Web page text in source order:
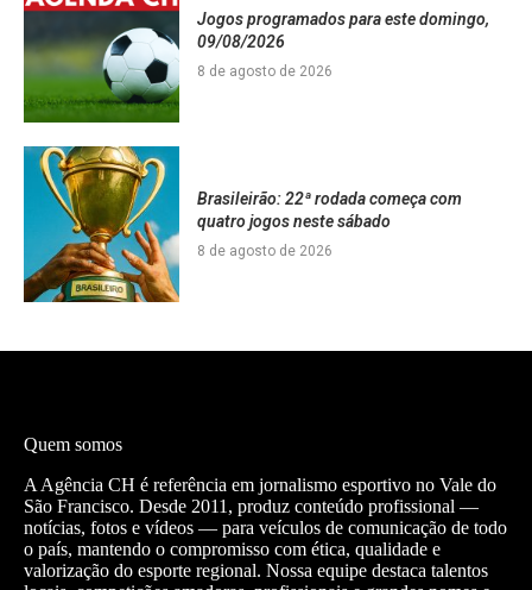
Jogos programados para este domingo,
09/08/2026
8 de agosto de 2026
Brasileirão: 22ª rodada começa com
quatro jogos neste sábado
8 de agosto de 2026
Quem somos
A Agência CH é referência em jornalismo esportivo no Vale do
São Francisco. Desde 2011, produz conteúdo profissional —
notícias, fotos e vídeos — para veículos de comunicação de todo
o país, mantendo o compromisso com ética, qualidade e
valorização do esporte regional. Nossa equipe destaca talentos